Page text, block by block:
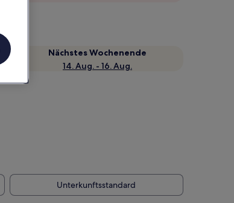
Nächstes Wochenende
14. Aug. - 16. Aug.
Unterkunftsstandard